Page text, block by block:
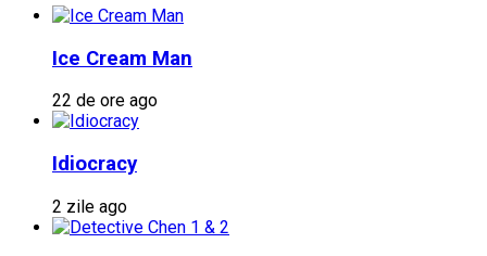
Ice Cream Man
22 de ore ago
Idiocracy
2 zile ago